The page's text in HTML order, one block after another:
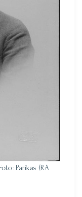
Parikas (RA